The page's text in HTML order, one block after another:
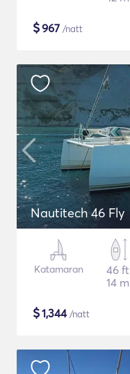
$967 /natt
Nautitech 46 Fly
Katamaran
46 ft
14 m
$1,344/natt